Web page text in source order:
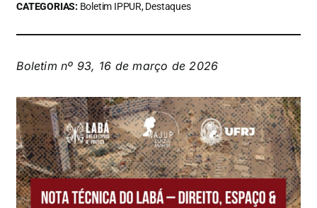
CATEGORIAS: Boletim IPPUR, Destaques
Boletim nº 93, 16 de março de 2026